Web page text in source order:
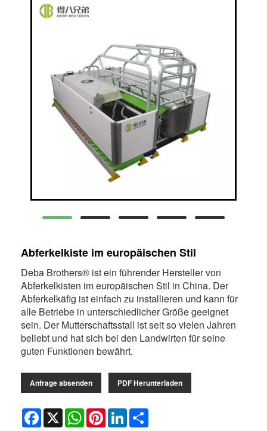
Abferkelkiste im europäischen Stil
Deba Brothers® ist ein führender Hersteller von
Abferkelkisten im europäischen Stil in China. Der
Abferkelkäfig ist einfach zu installieren und kann für
alle Betriebe in unterschiedlicher Größe geeignet
sein. Der Mutterschaftsstall ist seit so vielen Jahren
beliebt und hat sich bei den Landwirten für seine
guten Funktionen bewährt.
Anfrage absenden PDF Herunterladen
Facebook
X WhatsAppPinterestLinkedIn